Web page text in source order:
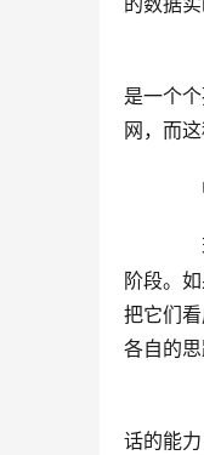
是一个
网，而
现
阶段。
把它们
各自的
话的能